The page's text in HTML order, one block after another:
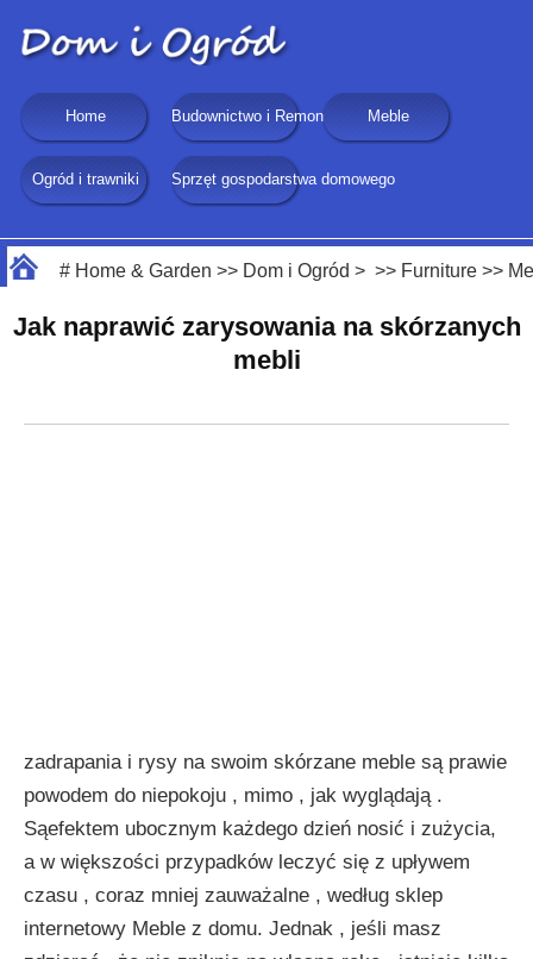
Home Budownictwo i Remonty Meble
Ogród i trawniki Sprzęt gospodarstwa domowego
# Home & Garden >> Dom i Ogród > >> Furniture >>
Jak naprawić zarysowania na skórzanych
mebli
zadrapania i rysy na swoim skórzane meble są prawie
powodem do niepokoju , mimo , jak wyglądają .
Sąefektem ubocznym każdego dzień nosić i zużycia,
a w większości przypadków leczyć się z upływem
czasu , coraz mniej zauważalne , według sklep
internetowy Meble z domu. Jednak , jeśli masz